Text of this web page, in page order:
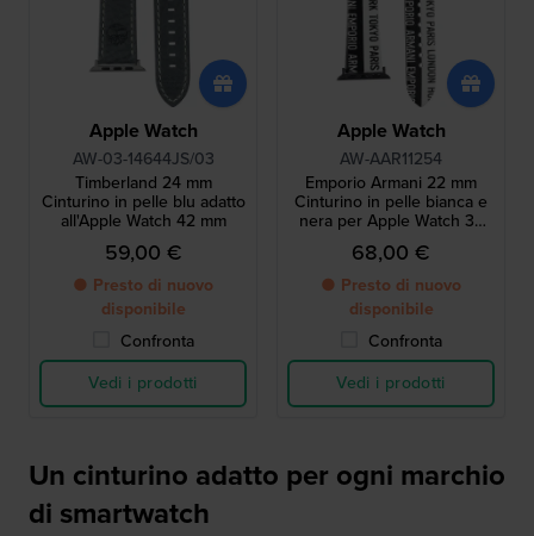
Apple Watch
AW-03-14644JS/03
Timberland 24 mm
Cinturino in pelle blu adatto
all'Apple Watch 42 mm
59,00 €
● Presto di nuovo
disponibile
Confronta
Vedi i prodotti
Apple Watch
AW-AAR11254
Emporio Armani 22 mm
Cinturino in pelle bianca e
nera per Apple Watch 38
mm
68,00 €
● Presto di nuovo
disponibile
Confronta
Vedi i prodotti
Un cinturino adatto per ogni marchio
di smartwatch